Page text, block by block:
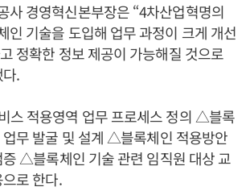
사 경영혁신본부장은 “4차산업혁명의
인 기술을 도입해 업무 과정이 크게 개선
정확한 정보 제공이 가능해질 것으로
.
스 적용영역 업무 프로세스 정의 △블록
업무 발굴 및 설계 △블록체인 적용방안
△블록체인 기술 관련 임직원 대상 교
로 한다.